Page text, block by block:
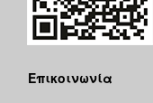
Επικοινωνία